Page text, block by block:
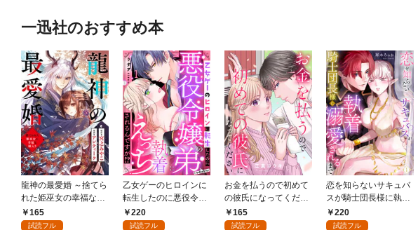
一迅社のおすすめ本
龍神の最愛婚 ～捨てら
れた姫巫女の幸福な嫁
入り～: 1
165
試読フル
乙女ゲーのヒロインに
転生したのに悪役令嬢
の弟（攻略対象外）に
執着えっちされるんで
220
試読フル
お金を払うので初めて
の彼氏になってくださ
い: 1
165
試読フル
恋を知らないサキュバ
スが騎士団長様に執着
溺愛されるまで: 1
220
試読フル